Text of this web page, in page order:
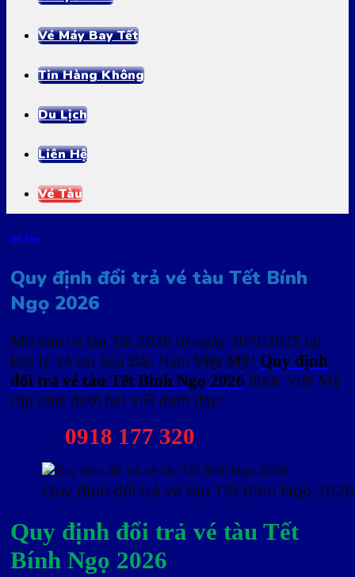
Vé Máy Bay Tết
Tin Hàng Không
Du Lịch
Liên Hệ
Vé Tàu
Vé Tàu
Quy định đổi trả vé tàu Tết Bính
Ngọ 2026
Mở bán vé tàu Tết 2026 từ ngày 20/9/2025 tại
Đại lý vé tàu hỏa Bắc Nam Việt Mỹ! Quy định
đổi trả vé tàu Tết Bính Ngọ 2026 được Việt Mỹ
cập nhật dưới bài viết dưới đây!
: 0918 177 320
Quy định đổi trả vé tàu Tết Bính Ngọ 2026
Quy định đổi trả vé tàu Tết
Bính Ngọ 2026